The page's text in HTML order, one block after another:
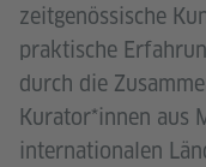
zeitgenössische
praktische
durch die
Kurator*innen aus
internationalen